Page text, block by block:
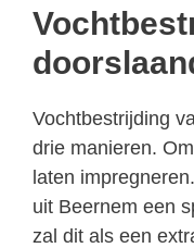
Vochtbestrijding
drie manieren.
laten
uit Beernem een
zal dit als een